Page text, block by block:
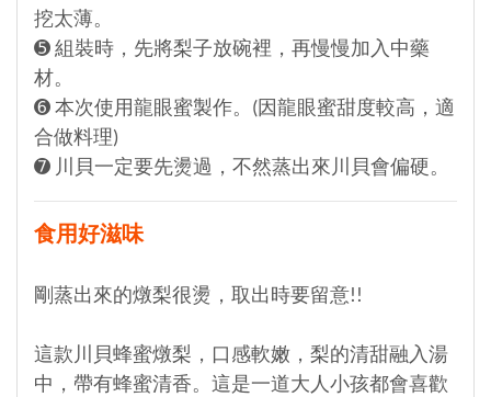
挖太薄。
➎ 組裝時，先將梨子放碗裡，再慢慢加入中藥
材。
➏ 本次使用龍眼蜜製作。(因龍眼蜜甜度較高，適
合做料理)
➐ 川貝一定要先燙過，不然蒸出來川貝會偏硬。
食用好滋味
剛蒸出來的燉梨很燙，取出時要留意!!
這款川貝蜂蜜燉梨，口感軟嫩，梨的清甜融入湯
中，帶有蜂蜜清香。這是一道大人小孩都會喜歡